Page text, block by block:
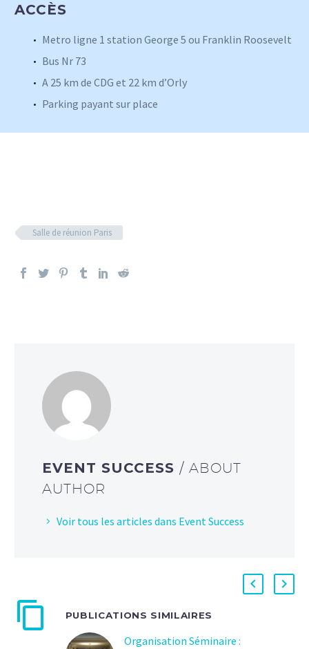
ACCÈS
Metro ligne 1 station George 5 ou Franklin Roosevelt
Bus Nr 73
A 25 km de CDG et 22 km d’Orly
Parking payant sur place
Salle de réunion Paris
EVENT SUCCESS / ABOUT
AUTHOR
Voir tous les articles dans Event Success
PUBLICATIONS SIMILAIRES
Organisation Séminaire :